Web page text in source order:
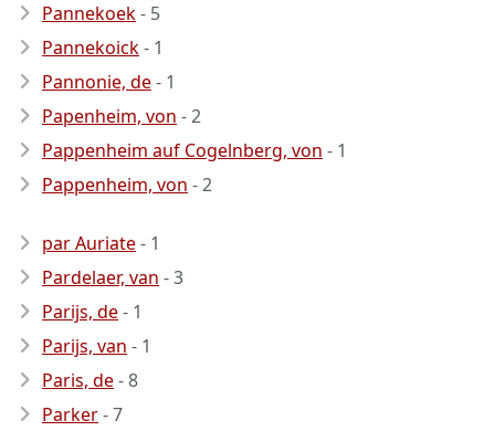
Pannekoek- 5
Pannekoick- 1
Pannonie, de- 1
Papenheim, von - 2
Pappenheim auf Cogelnberg, von - 1
Pappenheim, von - 2
par Auriate- 1
Pardelaer, van - 3
Parijs, de- 1
Parijs, van - 1
Paris, de- 8
Parker- 7